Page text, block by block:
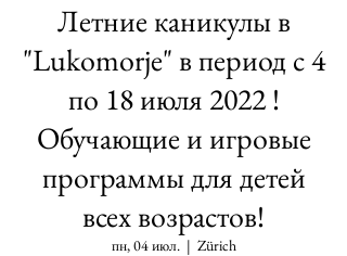
Летние каникулы в
"Lukomorje" в период c 4
по 18 июля 2022 !
Обучающие и игровые
программы для детей
всех возрастов!
пн, 04 июл.
  |
Zürich